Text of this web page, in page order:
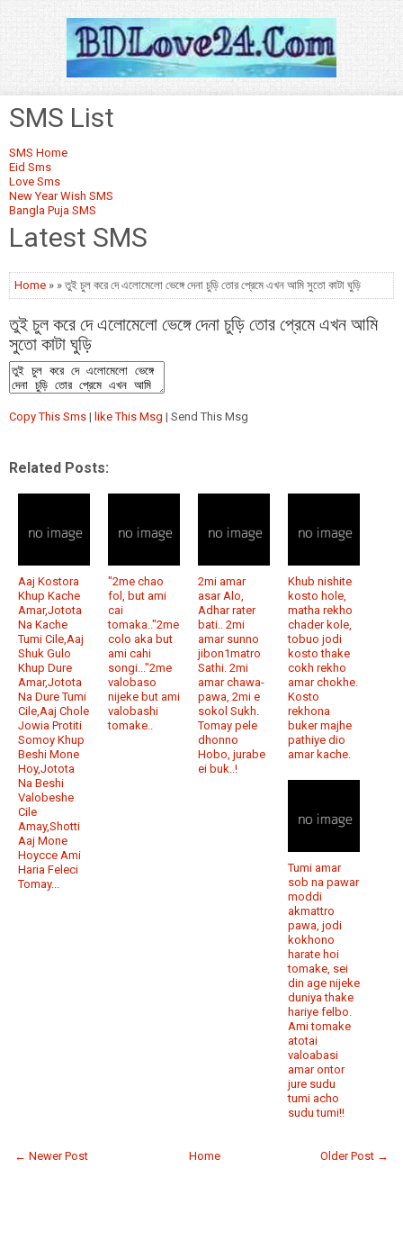
SMS List
SMS Home
Eid Sms
Love Sms
New Year Wish SMS
Bangla Puja SMS
Latest SMS
Home » » তুই চুল করে দে এলোমেলো ভেঙ্গে দেনা চুড়ি তোর প্রেমে এখন আমি সুতো কাটা ঘুড়ি
তুই চুল করে দে এলোমেলো ভেঙ্গে দেনা চুড়ি তোর প্রেমে এখন আমি
সুতো কাটা ঘুড়ি
Copy This Sms | like This Msg | Send This Msg
Related Posts:
Aaj Kostora
Khup Kache
Amar,Jotota
Na Kache
Tumi Cile,Aaj
Shuk Gulo
Khup Dure
Amar,Jotota
Na Dure Tumi
Cile,Aaj Chole
Jowia Protiti
Somoy Khup
Beshi Mone
Hoy,Jotota
Na Beshi
Valobeshe
Cile
Amay,Shotti
Aaj Mone
Hoycce Ami
Haria Feleci
Tomay...
"2me chao
fol, but ami
cai
tomaka.."2me
colo aka but
ami cahi
songi..."2me
valobaso
nijeke but ami
valobashi
tomake..
2mi amar
asar Alo,
Adhar rater
bati.. 2mi
amar sunno
jibon1matro
Sathi. 2mi
amar chawa-
pawa, 2mi e
sokol Sukh.
Tomay pele
dhonno
Hobo, jurabe
ei buk..!
Khub nishite
kosto hole,
matha rekho
chader kole,
tobuo jodi
kosto thake
cokh rekho
amar chokhe.
Kosto
rekhona
buker majhe
pathiye dio
amar kache.
Tumi amar
sob na pawar
moddi
akmattro
pawa, jodi
kokhono
harate hoi
tomake, sei
din age nijeke
duniya thake
hariye felbo.
Ami tomake
atotai
valoabasi
amar ontor
jure sudu
tumi acho
sudu tumi!!
← Newer Post Older Post →
Home